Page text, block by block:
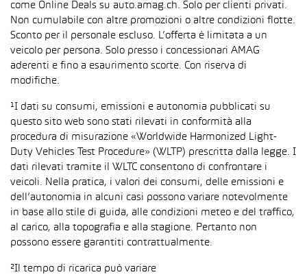
come Online Deals su auto.amag.ch. Solo per clienti privati.
Non cumulabile con altre promozioni o altre condizioni flotte.
Sconto per il personale escluso. L’offerta è limitata a un
veicolo per persona. Solo presso i concessionari AMAG
aderenti e fino a esaurimento scorte. Con riserva di
modifiche.
¹I dati su consumi, emissioni e autonomia pubblicati su
questo sito web sono stati rilevati in conformità alla
procedura di misurazione «Worldwide Harmonized Light-
Duty Vehicles Test Procedure» (WLTP) prescritta dalla legge. I
dati rilevati tramite il WLTC consentono di confrontare i
veicoli. Nella pratica, i valori dei consumi, delle emissioni e
dell’autonomia in alcuni casi possono variare notevolmente
in base allo stile di guida, alle condizioni meteo e del traffico,
al carico, alla topografia e alla stagione. Pertanto non
possono essere garantiti contrattualmente.
²Il tempo di ricarica può variare